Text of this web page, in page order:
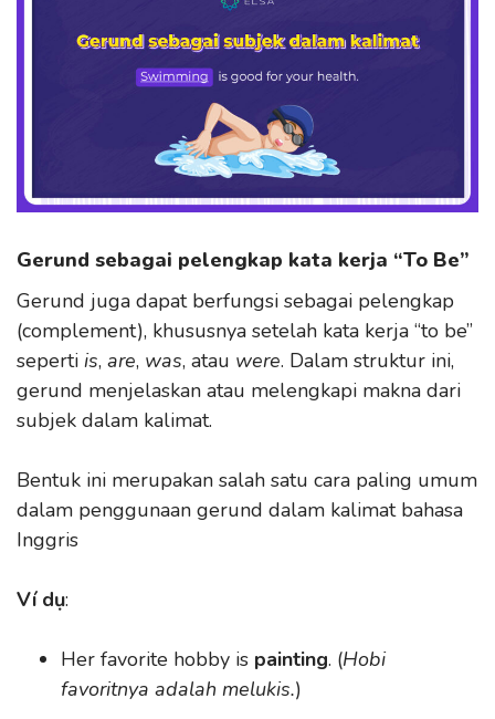
Gerund sebagai pelengkap kata kerja “To Be”
Gerund juga dapat berfungsi sebagai pelengkap
(complement), khususnya setelah kata kerja “to be”
seperti is, are, was, atau were. Dalam struktur ini,
gerund menjelaskan atau melengkapi makna dari
subjek dalam kalimat.
Bentuk ini merupakan salah satu cara paling umum
dalam penggunaan gerund dalam kalimat bahasa
Inggris
Ví dụ:
Her favorite hobby is painting. (Hobi
favoritnya adalah melukis.)